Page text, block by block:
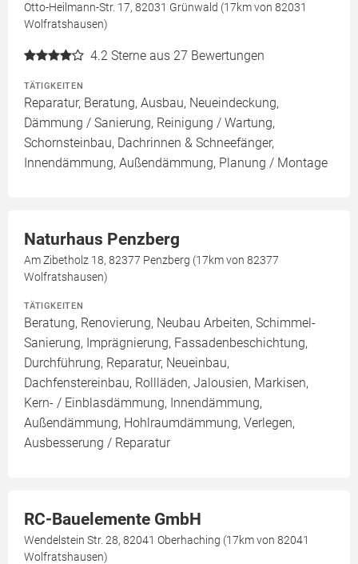
Otto-Heilmann-Str. 17, 82031 Grünwald (17km von 82031
Wolfratshausen)
4.2 Sterne aus 27 Bewertungen
TÄTIGKEITEN
Reparatur, Beratung, Ausbau, Neueindeckung,
Dämmung / Sanierung, Reinigung / Wartung,
Schornsteinbau, Dachrinnen & Schneefänger,
Innendämmung, Außendämmung, Planung / Montage
Naturhaus Penzberg
Am Zibetholz 18, 82377 Penzberg (17km von 82377
Wolfratshausen)
TÄTIGKEITEN
Beratung, Renovierung, Neubau Arbeiten, Schimmel-
Sanierung, Imprägnierung, Fassadenbeschichtung,
Durchführung, Reparatur, Neueinbau,
Dachfenstereinbau, Rollläden, Jalousien, Markisen,
Kern- / Einblasdämmung, Innendämmung,
Außendämmung, Hohlraumdämmung, Verlegen,
Ausbesserung / Reparatur
RC-Bauelemente GmbH
Wendelstein Str. 28, 82041 Oberhaching (17km von 82041
Wolfratshausen)